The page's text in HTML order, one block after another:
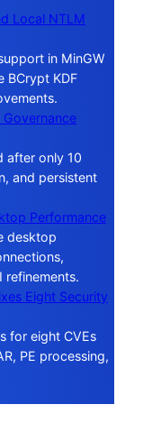
Local NTLM
in MinGW
BCrypt KDF
Governance
after only 10
and persistent
Performance
desktop
refinements.
Eight Security
for eight CVEs
PE processing,